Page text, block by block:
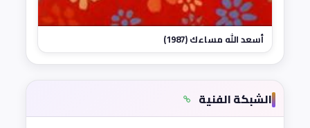
أسعد الله مساءك (1987)
الشبكة الفنية